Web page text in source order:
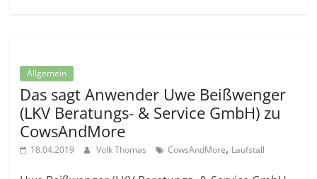
Allgemein
Das sagt Anwender Uwe Beißwenger
(LKV Beratungs- & Service GmbH) zu
CowsAndMore
18.04.2019 Volk Thomas CowsAndMore, Laufstall